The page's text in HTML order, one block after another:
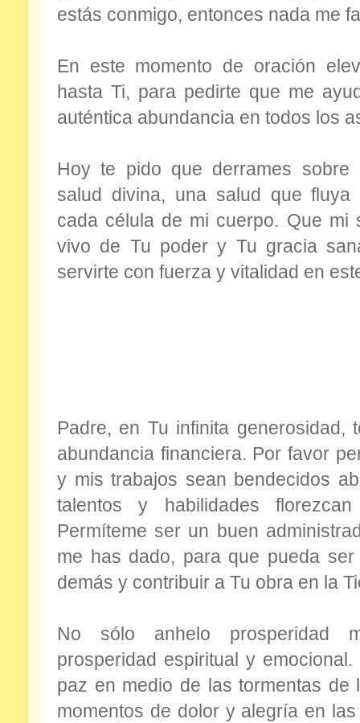
estás conmigo, entonces nada me
En este momento de oración
hasta Ti, para pedirte que me
auténtica abundancia en todos los
Hoy te pido que derrames sobre
salud divina, una salud que
cada célula de mi cuerpo. Que mi
vivo de Tu poder y Tu gracia
servirte con fuerza y vitalidad en
Padre, en Tu infinita generosidad,
abundancia financiera. Por favor
y mis trabajos sean bendecidos
talentos y habilidades
Permíteme ser un buen
me has dado, para que pueda
demás y contribuir a Tu obra en la
No sólo anhelo prosperidad
prosperidad espiritual y
paz en medio de las tormentas de
momentos de dolor y alegría en